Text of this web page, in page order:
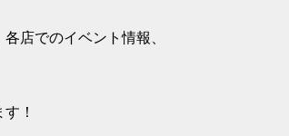
店でのイベント情報、
！